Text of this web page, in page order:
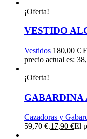
¡Oferta!
VESTIDO
Vestidos 180,00€
precio actual es:
¡Oferta!
GABARDINA
Cazadoras y
59,70 €.17,90 €El